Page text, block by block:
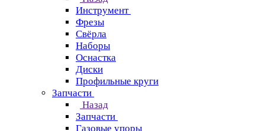
Инструмент
Фрезы
Свёрла
Наборы
Оснастка
Диски
Профильные круги
Запчасти
Назад
Запчасти
Газовые упоры